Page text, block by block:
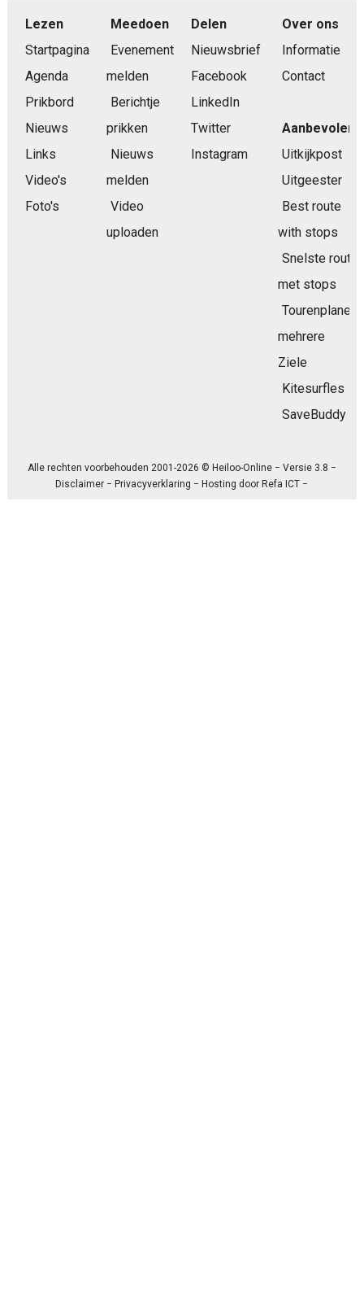
Lezen
Startpagina
Agenda
Prikbord
Nieuws
Links
Video's
Foto's
Meedoen
Evenement
melden
Berichtje
prikken
Nieuws
melden
Video
uploaden
Delen
Nieuwsbrief
Facebook
LinkedIn
Twitter
Instagram
Over ons
Informatie
Contact
Aanbevolen
Uitkijkpost
Uitgeester
Best route
with stops
Snelste route
met stops
Tourenplaner
mehrere
Ziele
Kitesurfles
SaveBuddy
Alle rechten voorbehouden 2001-2026 © Heiloo-Online − Versie 3.8 −
Disclaimer − Privacyverklaring − Hosting door Refa ICT −